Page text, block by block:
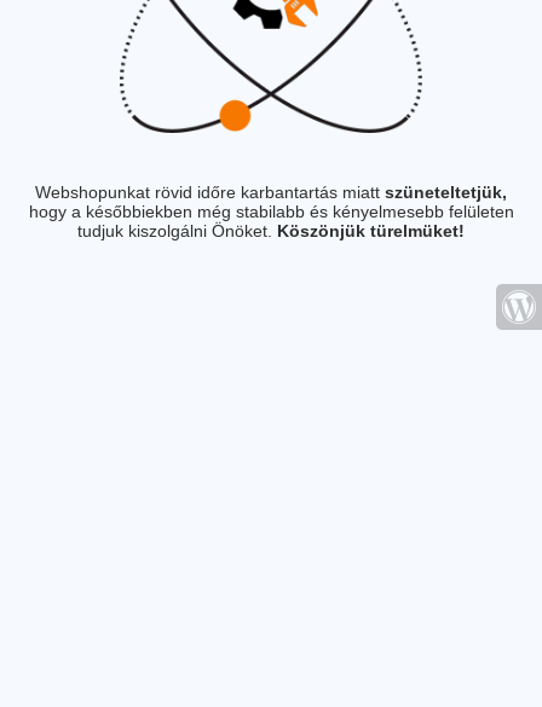
Webshopunkat rövid időre karbantartás miatt szüneteltetjük,
hogy a későbbiekben még stabilabb és kényelmesebb felületen
tudjuk kiszolgálni Önöket. Köszönjük türelmüket!